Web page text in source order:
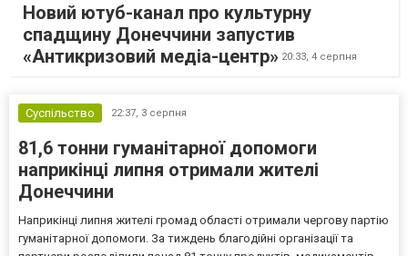
Новий ютуб-канал про культурну
спадщину Донеччини запустив
«Антикризовий медіа-центр» 20:33, 4 серпня
Суспільство 22:37, 3 серпня
81,6 тонни гуманітарної допомоги
наприкінці липня отримали жителі
Донеччини
Наприкінці липня жителі громад області отримали чергову партію
гуманітарної допомоги. За тиждень благодійні організації та